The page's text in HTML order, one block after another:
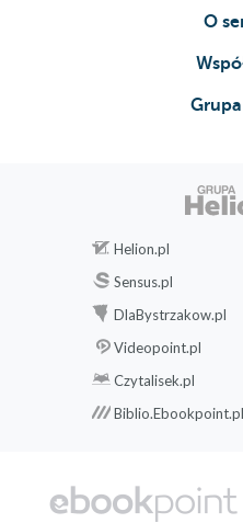
O
Helion.pl
Sensus.pl
DlaBystrzakow.pl
Videopoint.pl
Czytalisek.pl
Biblio.Ebookpoint.pl